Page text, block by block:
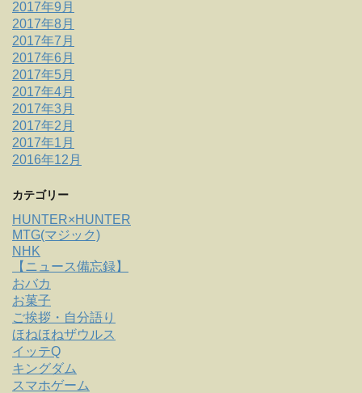
2017年9月
2017年8月
2017年7月
2017年6月
2017年5月
2017年4月
2017年3月
2017年2月
2017年1月
2016年12月
カテゴリー
HUNTER×HUNTER
MTG(マジック)
NHK
【ニュース備忘録】
おバカ
お菓子
ご挨拶・自分語り
ほねほねザウルス
イッテQ
キングダム
スマホゲーム